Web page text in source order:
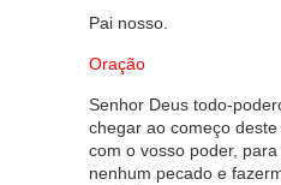
Pai nosso.
Oração
Senhor Deus todo-
chegar ao começo
com o vosso poder,
nenhum pecado e